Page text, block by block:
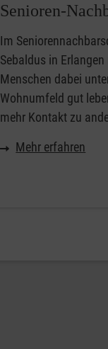
Senioren-
Im
Sebaldus in
Menschen dabei
Wohnumfeld gut
mehr Kontakt zu
Mehr erfahren